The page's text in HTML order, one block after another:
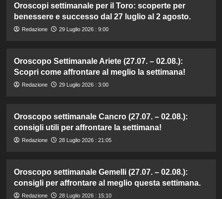
Oroscopi settimanale per il Toro: scoperte per
benessere e successo dal 27 luglio al 2 agosto.
Redazione 29 Luglio 2026 : 9:00
Oroscopo Settimanale Ariete (27.07. – 02.08.):
Scopri come affrontare al meglio la settimana!
Redazione 29 Luglio 2026 : 3:00
Oroscopo settimanale Cancro (27.07. – 02.08.):
consigli utili per affrontare la settimana!
Redazione 28 Luglio 2026 : 21:05
Oroscopo settimanale Gemelli (27.07. – 02.08.):
consigli per affrontare al meglio questa settimana.
Redazione 28 Luglio 2026 : 15:10